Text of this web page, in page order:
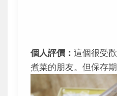
個人評價： 這個很受
煮菜的朋友。但保存